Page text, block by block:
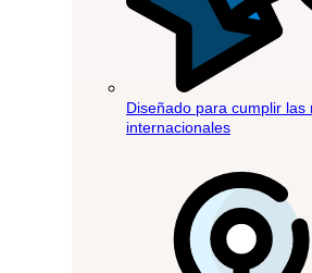
Diseñado para cumplir las
internacionales